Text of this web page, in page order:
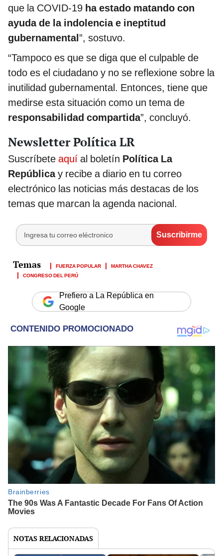
que la COVID-19 ha estado matando con
ayuda de la indolencia e ineptitud
gubernamental”, sostuvo.
“Tampoco es que se diga que el culpable de
todo es el ciudadano y no se reflexione sobre la
inutilidad gubernamental. Entonces, tiene que
medirse esta situación como un tema de
responsabilidad compartida”, concluyó.
Newsletter Política LR
Suscríbete aquí al boletín Política La
Repúblicay recibe a diario en tu correo
electrónico las noticias más destacas de los
temas que marcan la agenda nacional.
FUERZA POPULAR
MARTHA CHAVEZ
CONGRESO DEL PERÚ
Prefiero a La República en
Google
NOTAS RELACIONADAS